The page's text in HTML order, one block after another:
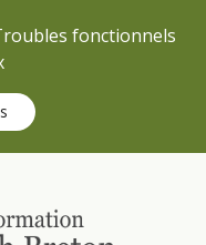
fonctionnels